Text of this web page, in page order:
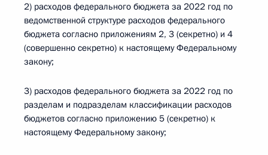
2) расходов федерального бюджета за 2022 год по
ведомственной структуре расходов федерального
бюджета согласно приложениям 2, 3 (секретно) и 4
(совершенно секретно) к настоящему Федеральному
закону;
3) расходов федерального бюджета за 2022 год по
разделам и подразделам классификации расходов
бюджетов согласно приложению 5 (секретно) к
настоящему Федеральному закону;